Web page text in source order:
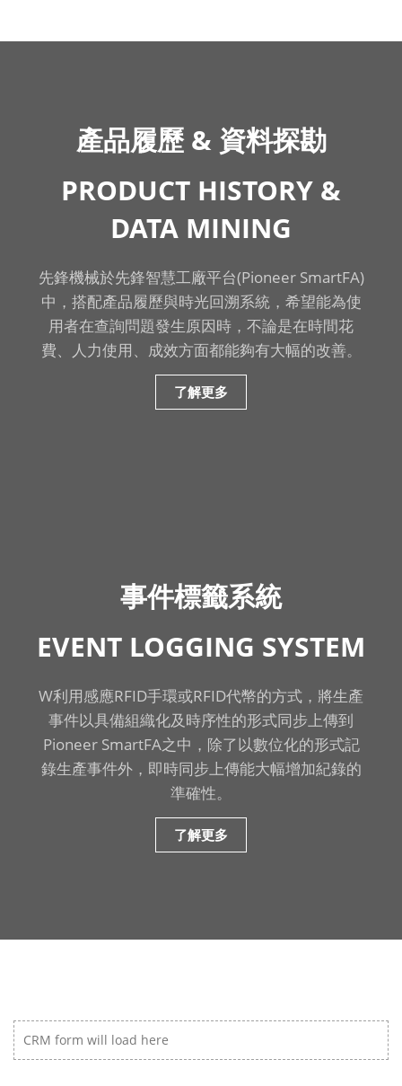
產品履歷 & 資料探勘
PRODUCT HISTORY &
DATA MINING
先鋒機械於先鋒智慧工廠平台(Pioneer SmartFA)
中，搭配產品履歷與時光回溯系統，希望能為使
用者在查詢問題發生原因時，不論是在時間花
費、人力使用、成效方面都能夠有大幅的改善。
了解更多
事件標籤系統
EVENT LOGGING SYSTEM
W利用感應RFID手環或RFID代幣的方式，將生產
事件以具備組織化及時序性的形式同步上傳到
Pioneer SmartFA之中，除了以數位化的形式記
錄生產事件外，即時同步上傳能大幅增加紀錄的
準確性。
了解更多
CRM form will load here